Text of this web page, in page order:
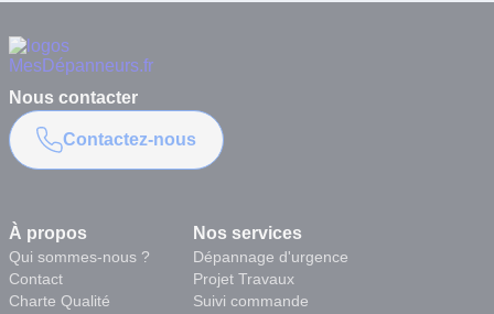
À propos
Qui sommes-nous ?
Contact
Charte Qualité
Nos services
Dépannage d'urgence
Projet Travaux
Suivi commande
Nous contacter
Contactez-nous